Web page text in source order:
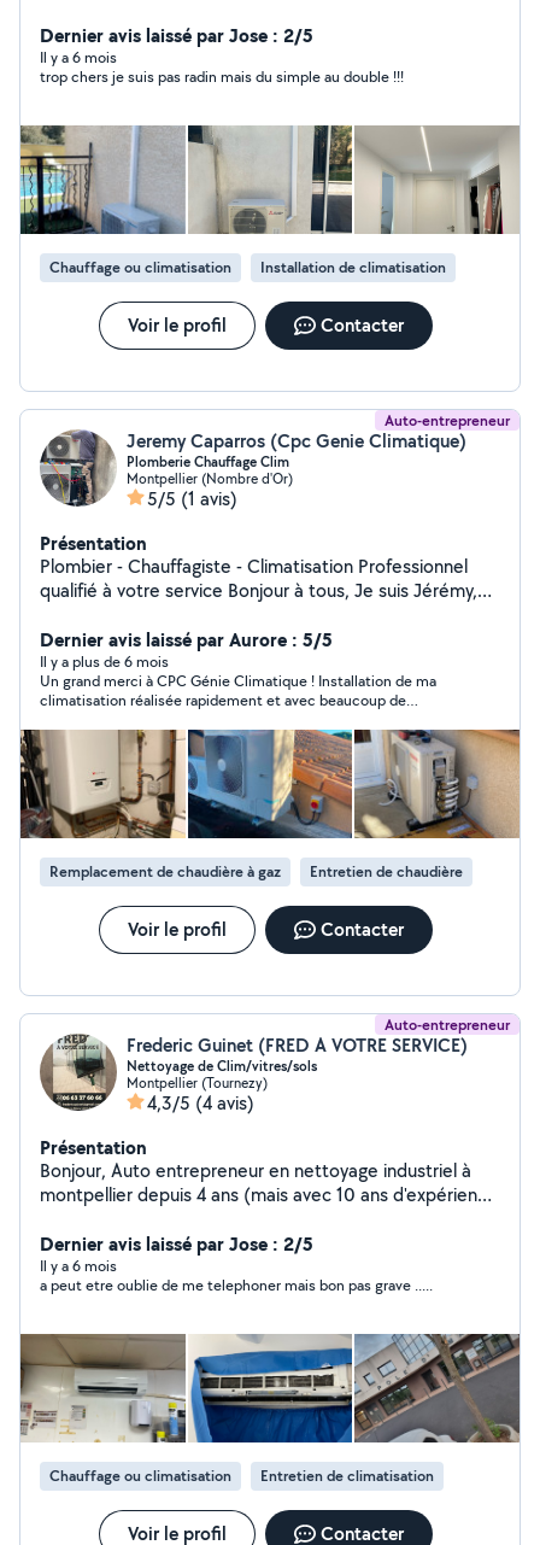
Dernier avis laissé par Jose : 2/5
Il y a 6 mois
trop chers je suis pas radin mais du simple au double !!!
Chauffage ou climatisation Installation de climatisation
Voir le profil Contacter
Auto-entrepreneur
Jeremy Caparros (Cpc Genie Climatique)
Plomberie Chauffage Clim
Montpellier (Nombre d'Or)
5/5 (1 avis)
Présentation
Plombier - Chauffagiste - Climatisation Professionnel
qualifié à votre service Bonjour à tous, Je suis Jérémy,
Plomberie : Dépannage rapide (fuite, WC bouché,
robinetterie, etc.) Installation et rénovation de salle de
bain / cuisine Remplacement de chauffe-eau Chauffage
: Entretien et réparation de chaudière gaz ou fioul Pose
et remplacement de radiateurs Mise en service de
chauffage central Climatisation : Installation de
climatiseurs réversibles (pompe à chaleur air/air) Mise
en service et entretien Dépannage Travail propre,
soigné et dans les délais Intervention rapide sur
Montpellier, Herault et alentours Devis gratuit
Assurance professionnelle N'hésitez pas à me contacter
pour toute demande ou conseil. Je suis réactif et à
l'écoute de vos besoins !
Dernier avis laissé par Aurore : 5/5
Il y a plus de 6 mois
Un grand merci à CPC Génie Climatique ! Installation de ma
climatisation réalisée rapidement et avec beaucoup de
conseils pour l’utilisation et l’entretien. Personne de confiance,
je recommande vivement !
Remplacement de chaudière à gaz Entretien de chaudière
Voir le profil Contacter
Auto-entrepreneur
Frederic Guinet (FRED A VOTRE SERVICE)
Nettoyage de Clim/vitres/sols
Montpellier (Tournezy)
4,3/5 (4 avis)
Présentation
Bonjour, Auto entrepreneur en nettoyage industriel à
montpellier depuis 4 ans (mais avec 10 ans d'expérience
particuliers et professionnels, dans le nettoyage de
Clim, nettoyage des vitres (véranda, fenêtres, velux,
etc), nettoyage de tout type de sols intérieurs et
(du studio à la villa). Devis gratuit et travail soigné. Je
me déplace sur Montpellier et alentours.
Dernier avis laissé par Jose : 2/5
Il y a 6 mois
a peut etre oublie de me telephoner mais bon pas grave .....
Chauffage ou climatisation Entretien de climatisation
Voir le profil Contacter